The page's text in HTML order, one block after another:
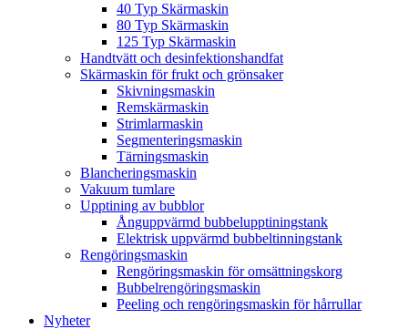
40 Typ Skärmaskin
80 Typ Skärmaskin
125 Typ Skärmaskin
Handtvätt och desinfektionshandfat
Skärmaskin för frukt och grönsaker
Skivningsmaskin
Remskärmaskin
Strimlarmaskin
Segmenteringsmaskin
Tärningsmaskin
Blancheringsmaskin
Vakuum tumlare
Upptining av bubblor
Ånguppvärmd bubbelupptiningstank
Elektrisk uppvärmd bubbeltinningstank
Rengöringsmaskin
Rengöringsmaskin för omsättningskorg
Bubbelrengöringsmaskin
Peeling och rengöringsmaskin för hårrullar
Nyheter